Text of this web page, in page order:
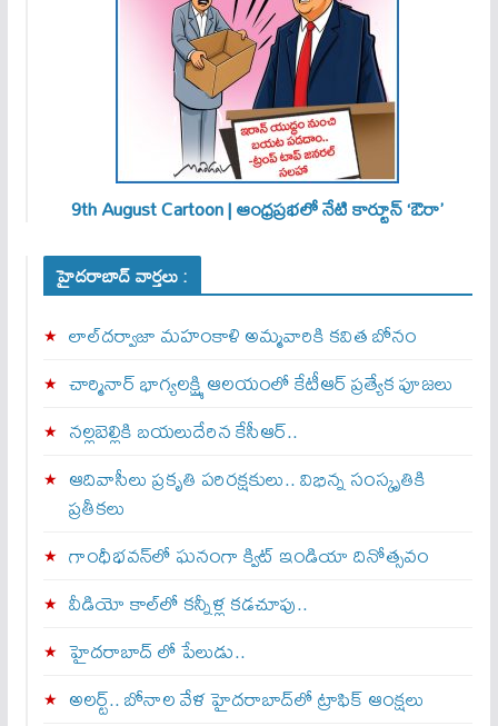
9th August Cartoon | ఆంధ్రప్రభలో నేటి కార్టూన్ ‘ఔరా’
హైదరాబాద్ వార్తలు :
లాల్‌దర్వాజా మహంకాళి అమ్మవారికి కవిత బోనం
చార్మినార్‌ భాగ్యలక్ష్మి ఆలయంలో కేటీఆర్ ప్రత్యేక పూజలు
నల్లబెల్లికి బయలుదేరిన కేసీఆర్‌..
ఆదివాసీలు ప్రకృతి పరిరక్షకులు.. విభిన్న సంస్కృతికి
ప్రతీకలు
గాంధీభవన్‌లో ఘనంగా క్విట్‌ ఇండియా దినోత్సవం
వీడియో కాల్‌లో కన్నీళ్ల కడచూపు..
హైదరాబాద్ లో పేలుడు..
అలర్ట్‌.. బోనాల వేళ హైదరాబాద్‌లో ట్రాఫిక్‌ ఆంక్షలు